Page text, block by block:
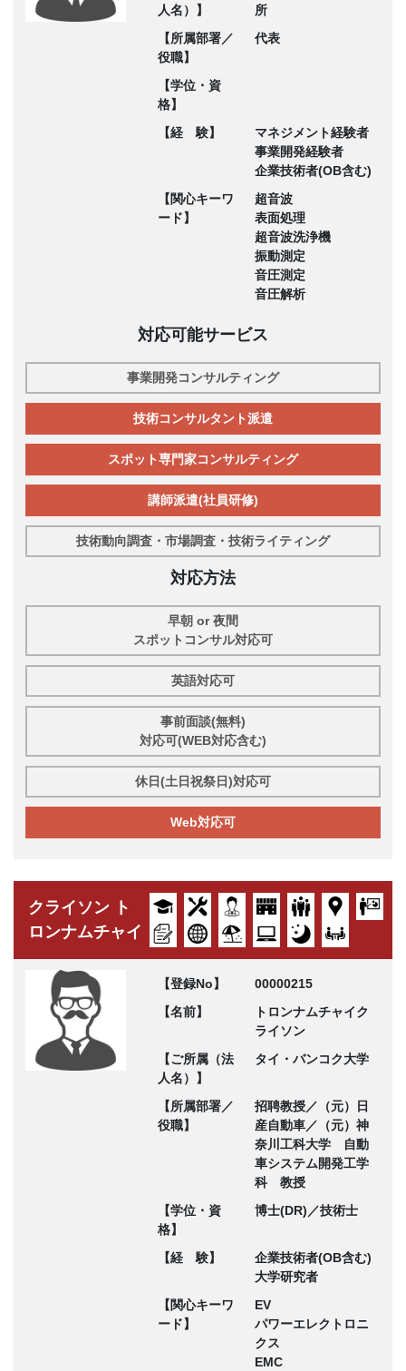
人名）】
所
【所属部署／
役職】
代表
【学位・資
格】
【経 験】
マネジメント経験者
事業開発経験者
企業技術者(OB含む)
【関心キーワ
ード】
超音波
表面処理
超音波洗浄機
振動測定
音圧測定
音圧解析
対応可能サービス
事業開発コンサルティング
技術コンサルタント派遣
スポット専門家コンサルティング
講師派遣(社員研修)
技術動向調査・市場調査・技術ライティング
対応方法
早朝 or 夜間
スポットコンサル対応可
英語対応可
事前面談(無料)
対応可(WEB対応含む)
休日(土日祝祭日)対応可
Web対応可
クライソン ト
ロンナムチャイ
【登録No】
00000215
【名前】
トロンナムチャイク
ライソン
【ご所属（法
人名）】
タイ・バンコク大学
【所属部署／
役職】
招聘教授／（元）日
産自動車／（元）神
奈川工科大学 自動
車システム開発工学
科 教授
【学位・資
格】
博士(DR)／技術士
【経 験】
企業技術者(OB含む)
大学研究者
【関心キーワ
ード】
EV
パワーエレクトロニ
クス
EMC